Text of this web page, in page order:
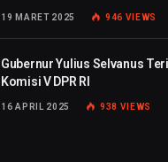
19 MARET 2025 946 VIEWS
Gubernur Yulius Selvanus
Komisi V DPR RI
16 APRIL 2025 938 VIEWS